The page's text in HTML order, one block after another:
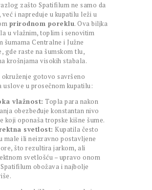
zašto Spatifilum ne samo da
već i napreduje u kupatilu leži u
prirodnom poreklu. Ova biljka
u vlažnim, toplim i senovitim
šumama Centralne i Južne
gde raste na šumskom tlu,
krošnjama visokih stabala.
okruženje gotovo savršeno
uslove u prosečnom kupatilu:
vlažnost: Topla para nakon
obezbeđuje konstantan nivo
koji oponaša tropske kišne šume.
svetlost: Kupatila često
male ili neizravno postavljene
što rezultira jarkom, ali
svetlošću – upravo onom
obožava i najbolje